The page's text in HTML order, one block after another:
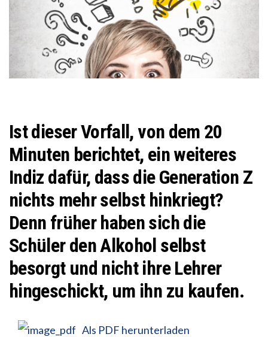
Ist dieser Vorfall, von dem 20
Minuten berichtet, ein weiteres
Indiz dafür, dass die Generation Z
nichts mehr selbst hinkriegt?
Denn früher haben sich die
Schüler den Alkohol selbst
besorgt und nicht ihre Lehrer
hingeschickt, um ihn zu kaufen.
Als PDF herunterladen